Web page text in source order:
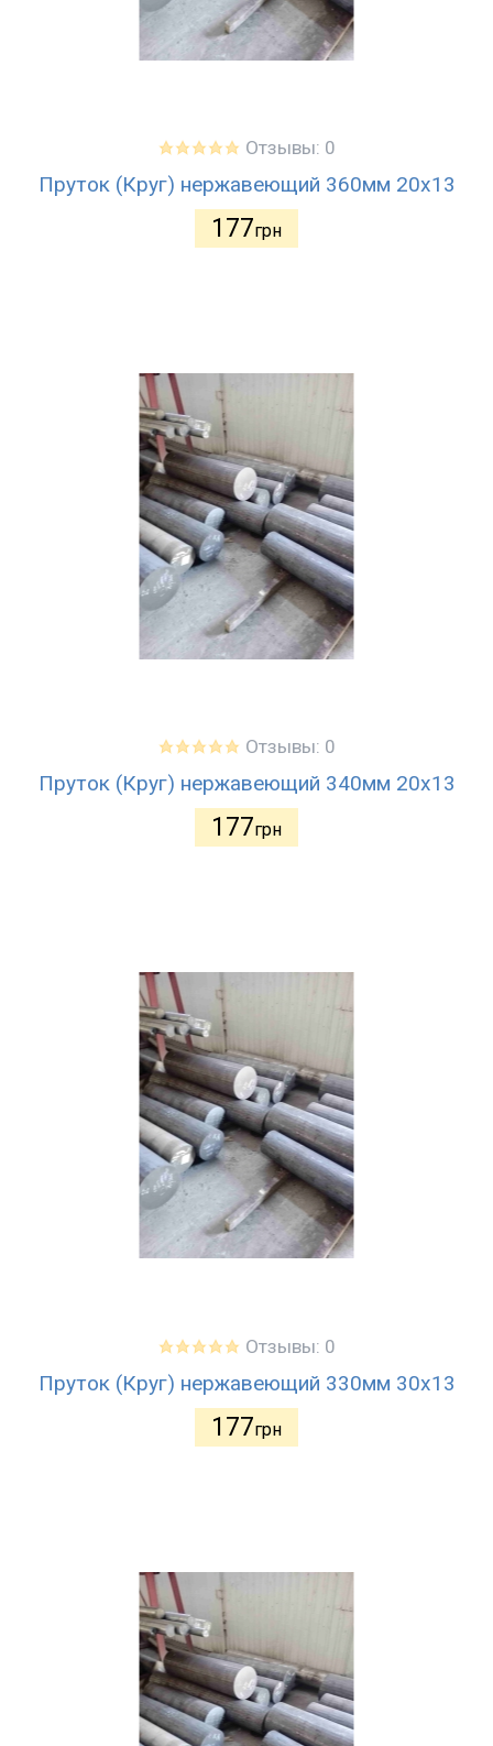
Отзывы: 0
Пруток (Круг) нержавеющий 360мм 20х13
177грн
Отзывы: 0
Пруток (Круг) нержавеющий 340мм 20х13
177грн
Отзывы: 0
Пруток (Круг) нержавеющий 330мм 30х13
177грн